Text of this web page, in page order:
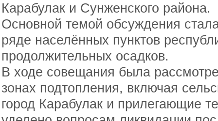
Карабулак и Сунженского района.
Основной темой обсуждения
ряде населённых пунктов
продолжительных осадков.
В ходе совещания была
зонах подтопления, включая
город Карабулак и прилегающие